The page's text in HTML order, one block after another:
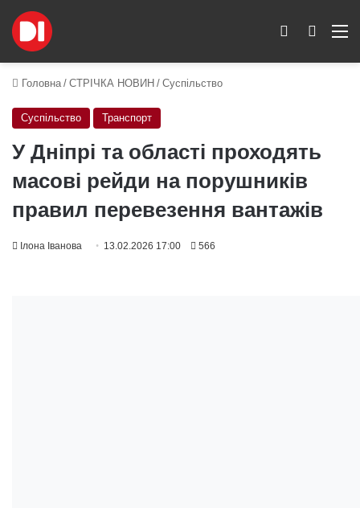
Пошук
Switch skin
Головна / СТРІЧКА НОВИН / Суспільство
Суспільство Транспорт
У Дніпрі та області проходять
масові рейди на порушників
правил перевезення вантажів
Ілона Іванова 13.02.2026 17:00 566